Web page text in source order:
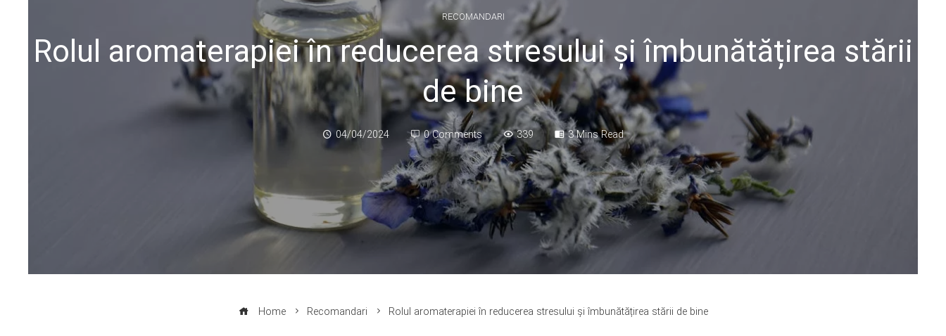
RECOMANDARI
Rolul aromaterapiei în reducerea stresului și îmbunătățirea stării
de bine
04/04/2024 0 Comments 339 3 Mins Read
Home Recomandari Rolul aromaterapiei în reducerea stresului și îmbunătățirea stării de bine